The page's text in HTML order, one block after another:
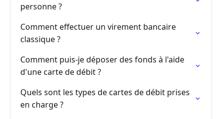
personne ?
Comment effectuer un virement bancaire
classique ?
Comment puis-je déposer des fonds à l'aide
d'une carte de débit ?
Quels sont les types de cartes de débit prises
en charge ?